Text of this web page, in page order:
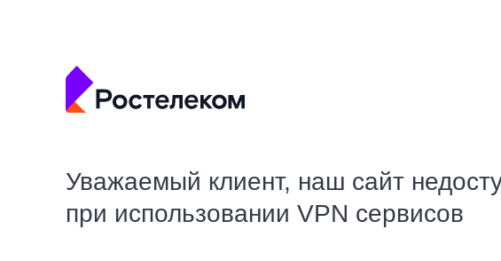
Уважаемый клиент, наш сайт
при использовании VPN сервисов